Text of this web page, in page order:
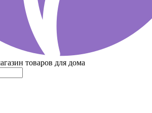
товаров для дома